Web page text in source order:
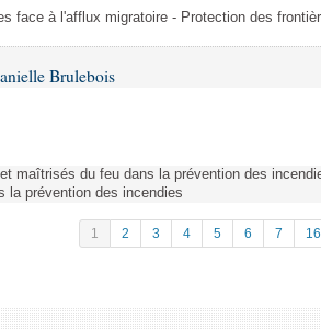
face à l'afflux migratoire - Protection des
Brulebois
maîtrisés du feu dans la prévention des
la prévention des incendies
1 2 3 4 5 6 7